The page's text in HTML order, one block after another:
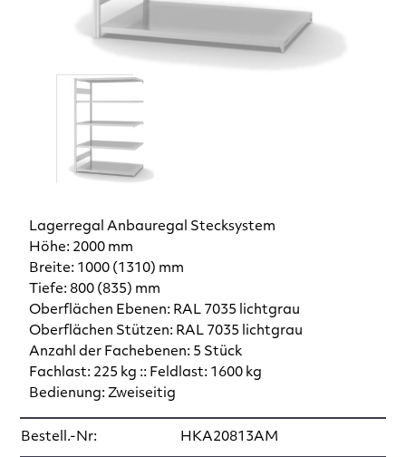
Lagerregal Anbauregal Stecksystem
Höhe: 2000 mm
Breite: 1000 (1310) mm
Tiefe: 800 (835) mm
Oberflächen Ebenen: RAL 7035 lichtgrau
Oberflächen Stützen: RAL 7035 lichtgrau
Anzahl der Fachebenen: 5 Stück
Fachlast: 225 kg :: Feldlast: 1600 kg
Bedienung: Zweiseitig
Bestell.-Nr: HKA20813AM